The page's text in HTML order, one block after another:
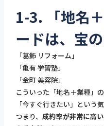
1-3. 「地名
ードは、宝
「葛飾 リフォーム」
「亀有 学習塾」
「金町 美容院」
こういった「地名＋業種」
「今すぐ行きたい」という
つまり、 成約率が非常に高い